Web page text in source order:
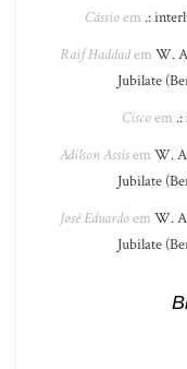
Cássioem .:
Raif Haddadem W.
Jubilate
Ciscoem
Adilson Assisem W.
Jubilate
José Eduardoem W.
Jubilate